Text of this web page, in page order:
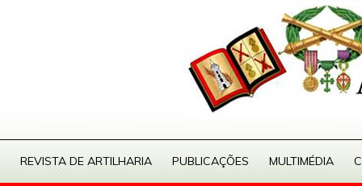
REVISTA DE ARTILHARIA PUBLICAÇÕES MULTIMÉDIA